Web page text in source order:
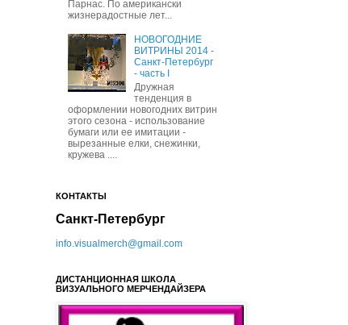
Парнас. По американски
жизнерадостные лет...
НОВОГОДНИЕ
ВИТРИНЫ 2014 -
Санкт-Петербург
- часть I
Дружная
тенденция в
оформлении новогодних витрин
этого сезона - использование
бумаги или ее имитации -
вырезанные елки, снежинки,
кружева ....
КОНТАКТЫ
Санкт-Петербург
info.visualmerch@gmail.com
ДИСТАНЦИОННАЯ ШКОЛА
ВИЗУАЛЬНОГО МЕРЧЕНДАЙЗЕРА